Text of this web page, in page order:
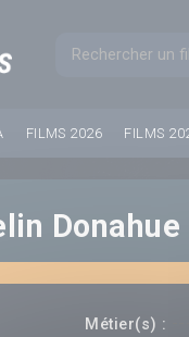
FILMS 2026 FILMS
Donahue
Métier(s) :